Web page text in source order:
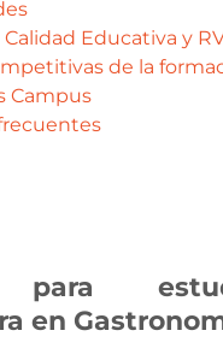
Educativa y
de la
Campus
para
en